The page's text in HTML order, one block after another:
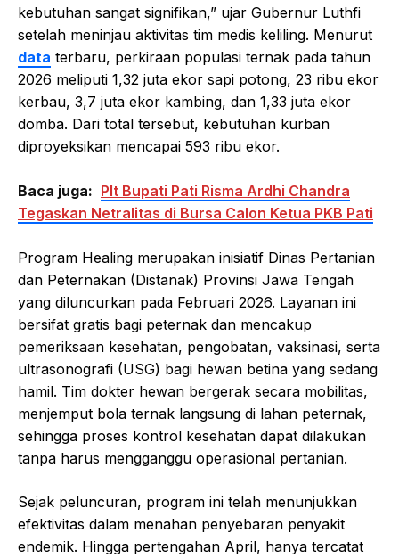
kebutuhan sangat signifikan,” ujar Gubernur Luthfi
setelah meninjau aktivitas tim medis keliling. Menurut
data terbaru, perkiraan populasi ternak pada tahun
2026 meliputi 1,32 juta ekor sapi potong, 23 ribu ekor
kerbau, 3,7 juta ekor kambing, dan 1,33 juta ekor
domba. Dari total tersebut, kebutuhan kurban
diproyeksikan mencapai 593 ribu ekor.
Baca juga: Plt Bupati Pati Risma Ardhi Chandra
Tegaskan Netralitas di Bursa Calon Ketua PKB Pati
Program Healing merupakan inisiatif Dinas Pertanian
dan Peternakan (Distanak) Provinsi Jawa Tengah
yang diluncurkan pada Februari 2026. Layanan ini
bersifat gratis bagi peternak dan mencakup
pemeriksaan kesehatan, pengobatan, vaksinasi, serta
ultrasonografi (USG) bagi hewan betina yang sedang
hamil. Tim dokter hewan bergerak secara mobilitas,
menjemput bola ternak langsung di lahan peternak,
sehingga proses kontrol kesehatan dapat dilakukan
tanpa harus mengganggu operasional pertanian.
Sejak peluncuran, program ini telah menunjukkan
efektivitas dalam menahan penyebaran penyakit
endemik. Hingga pertengahan April, hanya tercatat